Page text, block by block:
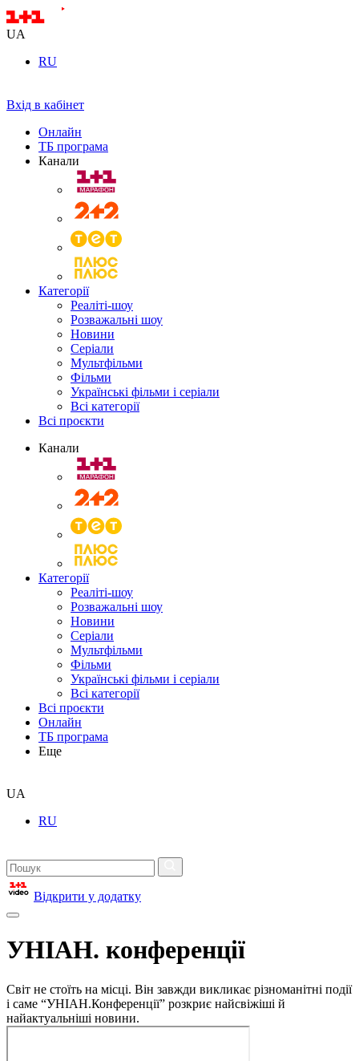
UA
RU
Вхід в кабінет
Онлайн
ТБ програма
Канали
Категорії
Реаліті-шоу
Розважальні шоу
Новини
Серіали
Мультфільми
Фільми
Українські фільми і серіали
Всі категорії
Всі проєкти
Канали
Категорії
Реаліті-шоу
Розважальні шоу
Новини
Серіали
Мультфільми
Фільми
Українські фільми і серіали
Всі категорії
Всі проєкти
Онлайн
ТБ програма
Еще
UA
RU
Відкрити у додатку
УНІАН. конференції
Світ не стоїть на місці. Він завжди викликає різноманітні події
і саме “УНІАН.Конференції” розкриє найсвіжіші й
найактуальніші новини.